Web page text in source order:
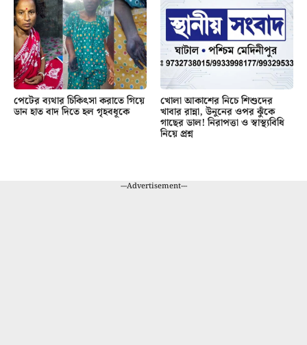
পেটের ব্যথার চিকিৎসা করাতে গিয়ে
ডান হাত বাদ দিতে হল গৃহবধূকে
খোলা আকাশের নিচে শিশুদের
খাবার রান্না, উনুনের ওপর ঝুঁকে
গাছের ডাল! নিরাপত্তা ও স্বাস্থ্যবিধি
নিয়ে প্রশ্ন
---Advertisement---